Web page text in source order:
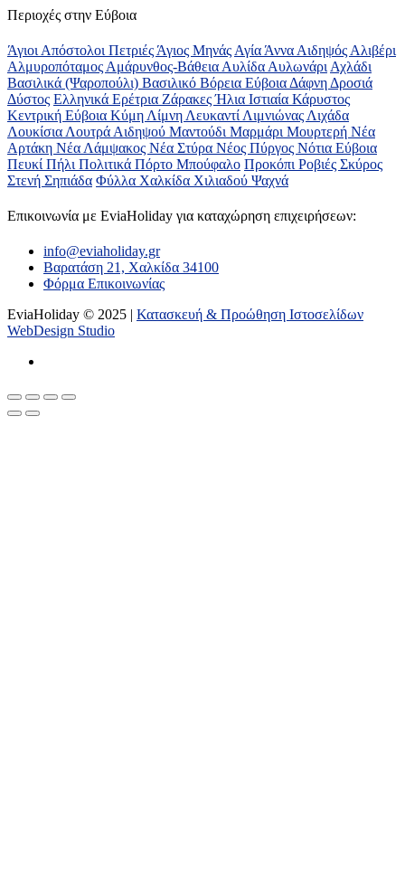
Περιοχές στην Εύβοια
Άγιοι Απόστολοι Πετριές Άγιος Μηνάς Αγία Άννα Αιδηψός Αλιβέρι
Αλμυροπόταμος Αμάρυνθος-Βάθεια Αυλίδα Αυλωνάρι Αχλάδι
Βασιλικά (Ψαροπούλι) Βασιλικό Βόρεια Εύβοια Δάφνη Δροσιά
Δύστος Ελληνικά Ερέτρια ΖάρακεςΉλια Ιστιαία Κάρυστος
Κεντρική Εύβοια Κύμη Λίμνη Λευκαντί Λιμνιώνας Λιχάδα
Λουκίσια Λουτρά Αιδηψού Μαντούδι Μαρμάρι Μουρτερή Νέα
Αρτάκη Νέα Λάμψακος Νέα Στύρα Νέος Πύργος Νότια Εύβοια
Πευκί Πήλι Πολιτικά Πόρτο Μπούφαλο Προκόπι Ροβιές Σκύρος
Στενή Σηπιάδα Φύλλα Χαλκίδα Χιλιαδού Ψαχνά
Επικοινωνία με ΕviaHoliday για καταχώρηση επιχειρήσεων:
info@eviaholiday.gr
Βαρατάση 21, Χαλκίδα 34100
Φόρμα Επικοινωνίας
EviaHoliday © 2025 | Κατασκευή & Προώθηση Ιστοσελίδων
WebDesign Studio